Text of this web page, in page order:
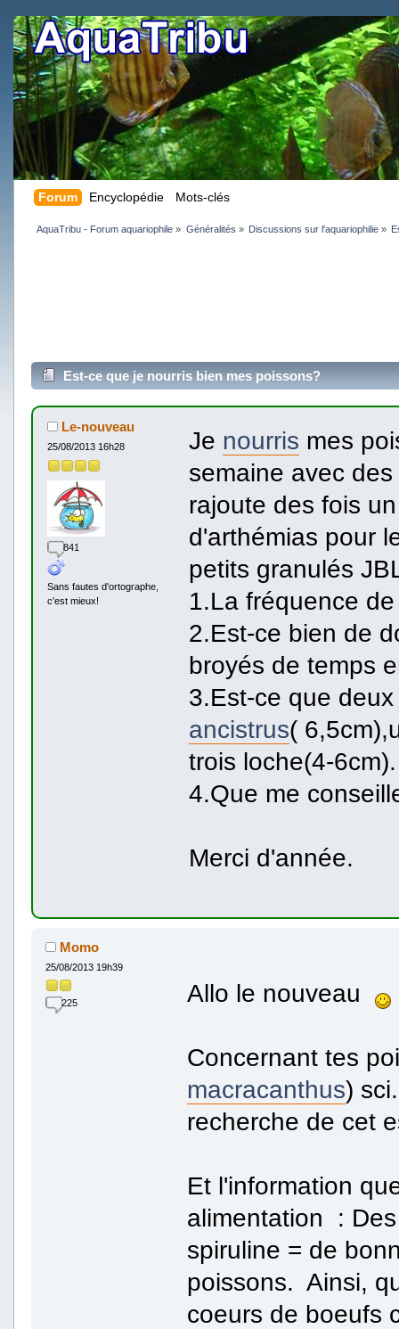
Forum Encyclopédie Mots-clés
AquaTribu - Forum aquariophile » Généralités » Discussions sur l'aquariophilie»
Est-ce que je nourris bien mes poissons?
Le-nouveau
25/08/2013 16h28
841
Sans fautes d'ortographe,
c'est mieux!
Je nourris mes
semaine avec
rajoute des fois
d'arthémias pour
petits granulés
1.La fréquence
2.Est-ce bien de
broyés de temps
3.Est-ce que
ancistrus(
trois loche(4-6cm).
4.Que me
Merci d'année.
Momo
25/08/2013 19h39
225 Allo le nouveau
Concernant tes
macracanthus)
recherche de cet
Et l'information
alimentation :
spiruline = de
poissons. Ainsi,
coeurs de boeufs